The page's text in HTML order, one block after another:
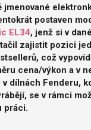
jmenované
postaven
EL34, jenž si v
zajistit pozici
což
cena/výkon a v
dílnách Fenderu,
se v rámci
práci.